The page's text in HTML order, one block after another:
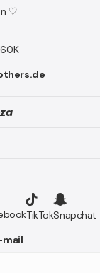
♡
TikTokSnapchat
mail